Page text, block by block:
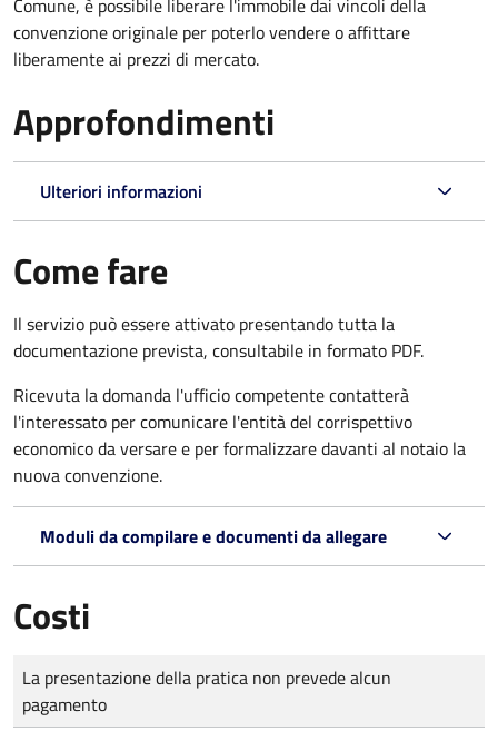
convenzione originale per poterlo vendere o affittare
liberamente ai prezzi di mercato.
Approfondimenti
Ulteriori informazioni
Come fare
Il servizio può essere attivato presentando tutta la
documentazione prevista, consultabile in formato PDF.
Ricevuta la domanda l'ufficio competente contatterà
l'interessato per comunicare l'entità del corrispettivo
economico da versare e per formalizzare davanti al notaio la
nuova convenzione.
Moduli da compilare e documenti da allegare
Costi
Tipo di pagamento
Importo
La presentazione della pratica non prevede alcun
pagamento